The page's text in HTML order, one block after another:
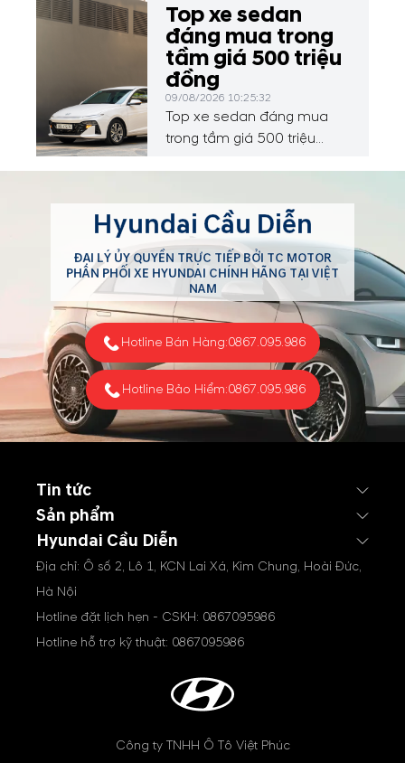
Top xe sedan
đáng mua trong
tầm giá 500 triệu
đồng
09/08/2026 10:25:32
Top xe sedan đáng mua
trong tầm giá 500 triệu
Hyundai Cầu Diễn
ĐẠI LÝ ỦY QUYỀN TRỰC TIẾP BỞI TC MOTOR
PHÂN PHỐI XE HYUNDAI CHÍNH HÃNG TẠI VIỆT
NAM
Hotline Bán Hàng:0867.095.986
Hotline Bảo Hiểm:0867.095.986
Tin tức
Sản phẩm
Hyundai Cầu Diễn
Địa chỉ: Ô số 2, Lô 1, KCN Lai Xá, Kim Chung, Hoài Đức,
Hà Nội
Hotline đặt lịch hẹn - CSKH: 0867095986
Hotline hỗ trợ kỹ thuật: 0867095986
Công ty TNHH Ô Tô Việt Phúc